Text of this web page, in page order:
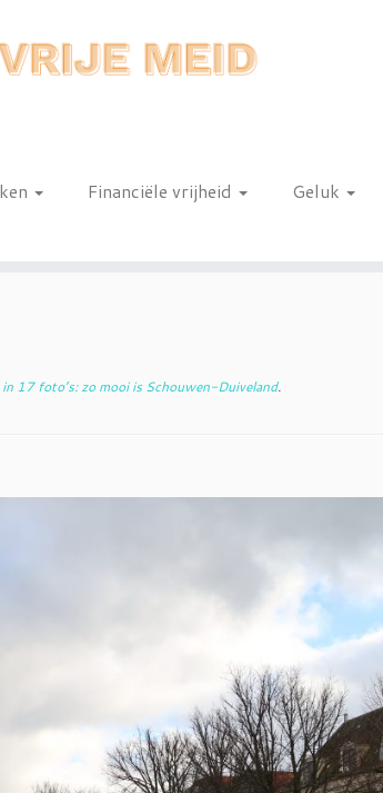
Financiële vrijheid Geluk
in 17 foto’s: zo mooi is Schouwen-Duiveland.